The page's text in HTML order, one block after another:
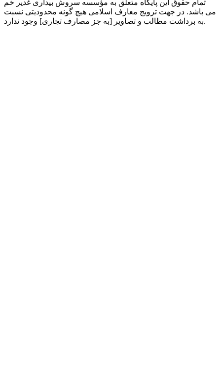
تمام حقوق این پایگاه متعلق به مؤسسه سروش بیداری غدیر خم